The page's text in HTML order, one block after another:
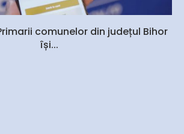
comunelor din județul Bihor
își...